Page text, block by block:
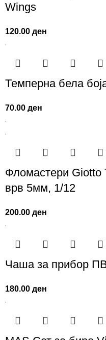
Wings
120.00ден
Темперна бела
70.00ден
Фломастери Giotto
врв 5мм, 1/12
200.00ден
Чаша за прибор
180.00ден